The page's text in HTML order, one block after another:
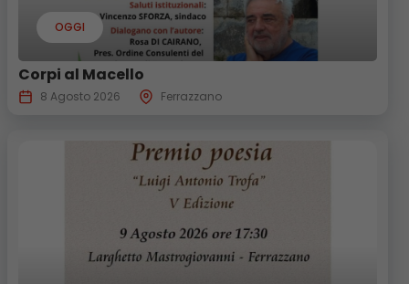
OGGI
Corpi al Macello
8 Agosto 2026 Ferrazzano